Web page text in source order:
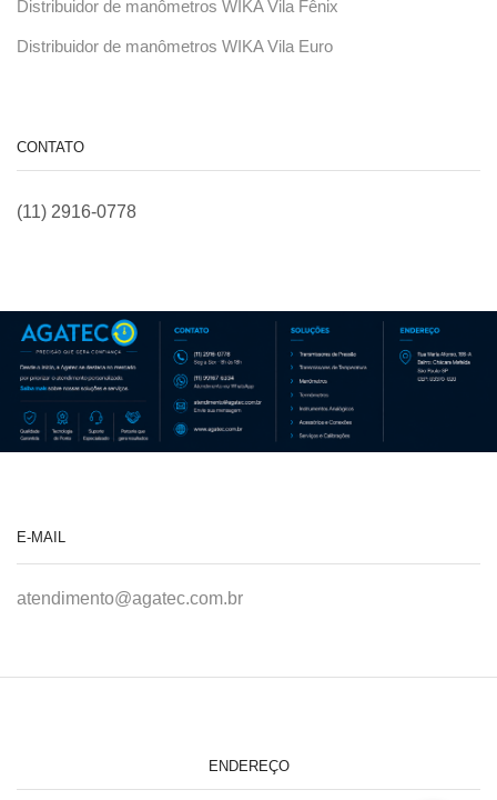
Distribuidor de manômetros WIKA Vila Fênix
Distribuidor de manômetros WIKA Vila Euro
CONTATO
(11) 2916-0778
E-MAIL
atendimento@agatec.com.br
ENDEREÇO